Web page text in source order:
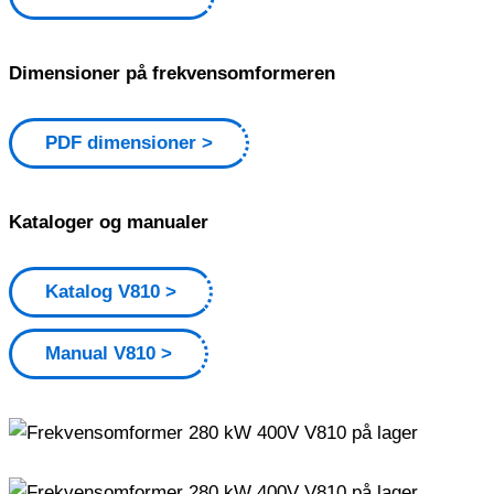
Dimensioner på frekvensomformeren
PDF dimensioner
Kataloger og manualer
Katalog V810
Manual V810